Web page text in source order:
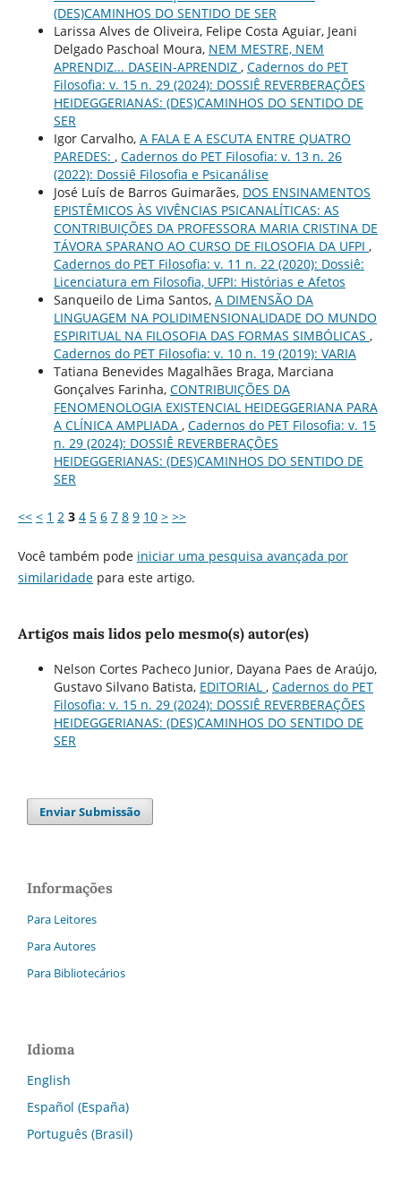
(DES)CAMINHOS DO SENTIDO DE SER
Larissa Alves de Oliveira, Felipe Costa Aguiar, Jeani
Delgado Paschoal Moura, NEM MESTRE, NEM
APRENDIZ... DASEIN-APRENDIZ , Cadernos do PET
Filosofia: v. 15 n. 29 (2024): DOSSIÊ REVERBERAÇÕES
HEIDEGGERIANAS: (DES)CAMINHOS DO SENTIDO DE
SER
Igor Carvalho, A FALA E A ESCUTA ENTRE QUATRO
PAREDES: , Cadernos do PET Filosofia: v. 13 n. 26
(2022): Dossiê Filosofia e Psicanálise
José Luís de Barros Guimarães, DOS ENSINAMENTOS
EPISTÊMICOS ÀS VIVÊNCIAS PSICANALÍTICAS: AS
CONTRIBUIÇÕES DA PROFESSORA MARIA CRISTINA DE
TÁVORA SPARANO AO CURSO DE FILOSOFIA DA UFPI ,
Cadernos do PET Filosofia: v. 11 n. 22 (2020): Dossiê:
Licenciatura em Filosofia, UFPI: Histórias e Afetos
Sanqueilo de Lima Santos, A DIMENSÃO DA
LINGUAGEM NA POLIDIMENSIONALIDADE DO MUNDO
ESPIRITUAL NA FILOSOFIA DAS FORMAS SIMBÓLICAS ,
Cadernos do PET Filosofia: v. 10 n. 19 (2019): VARIA
Tatiana Benevides Magalhães Braga, Marciana
Gonçalves Farinha, CONTRIBUIÇÕES DA
FENOMENOLOGIA EXISTENCIAL HEIDEGGERIANA PARA
A CLÍNICA AMPLIADA , Cadernos do PET Filosofia: v. 15
n. 29 (2024): DOSSIÊ REVERBERAÇÕES
HEIDEGGERIANAS: (DES)CAMINHOS DO SENTIDO DE
SER
<< < 1 2 3 4 5 6 7 8 9 10 > >>
Você também pode iniciar uma pesquisa avançada por
similaridadepara este artigo.
Artigos mais lidos pelo mesmo(s) autor(es)
Nelson Cortes Pacheco Junior, Dayana Paes de Araújo,
Gustavo Silvano Batista, EDITORIAL , Cadernos do PET
Filosofia: v. 15 n. 29 (2024): DOSSIÊ REVERBERAÇÕES
HEIDEGGERIANAS: (DES)CAMINHOS DO SENTIDO DE
SER
Enviar Submissão
Informações
Para Leitores
Para Autores
Para Bibliotecários
Idioma
English
Español (España)
Português (Brasil)